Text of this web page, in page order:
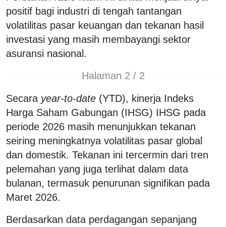
positif bagi industri di tengah tantangan
volatilitas pasar keuangan dan tekanan hasil
investasi yang masih membayangi sektor
asuransi nasional.
Halaman 2 / 2
Secara year-to-date (YTD), kinerja Indeks
Harga Saham Gabungan (IHSG) IHSG pada
periode 2026 masih menunjukkan tekanan
seiring meningkatnya volatilitas pasar global
dan domestik. Tekanan ini tercermin dari tren
pelemahan yang juga terlihat dalam data
bulanan, termasuk penurunan signifikan pada
Maret 2026.
Berdasarkan data perdagangan sepanjang